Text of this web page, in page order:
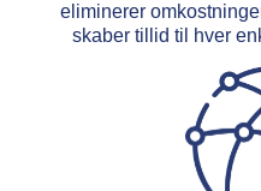
eliminerer
skaber tillid til hver